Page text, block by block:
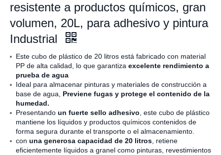
resistente a productos químicos, gran
volumen, 20L, para adhesivo y pintura
Industrial
Este cubo de plástico de 20 litros está fabricado con material
PP de alta calidad, lo que garantiza excelente rendimiento a
prueba de agua
Ideal para almacenar pinturas y materiales de construcción a
base de agua, Previene fugas y protege el contenido de la
humedad.
Presentando un fuerte sello adhesivo , este cubo de plástico
mantiene los líquidos y productos químicos contenidos de
forma segura durante el transporte o el almacenamiento.
con una generosa capacidad de 20 litros , retiene
eficientemente líquidos a granel como pinturas, revestimientos